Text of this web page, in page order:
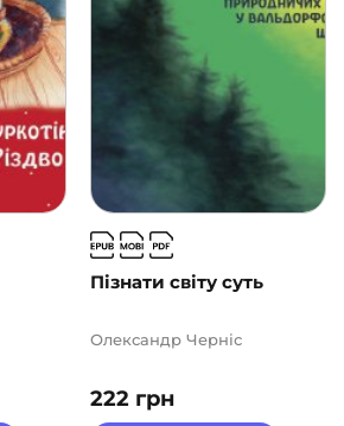
Пізнати світу суть
222 грн
Олександр Черніс